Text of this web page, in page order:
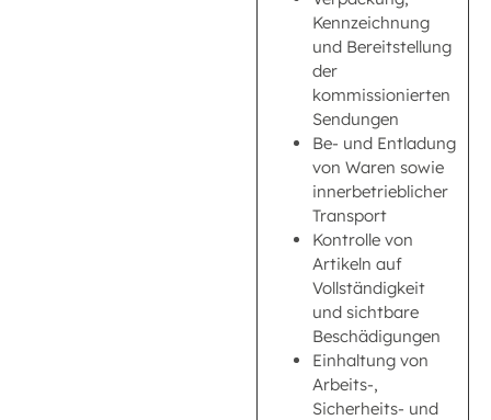
Kennzeichnung
und Bereitstellung
der
kommissionierten
Sendungen
Be- und Entladung
von Waren sowie
innerbetrieblicher
Transport
Kontrolle von
Artikeln auf
Vollständigkeit
und sichtbare
Beschädigungen
Einhaltung von
Arbeits-,
Sicherheits- und